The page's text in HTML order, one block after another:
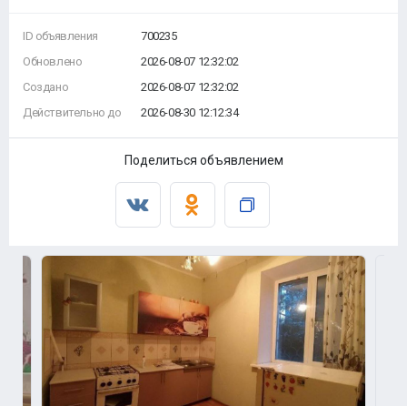
ID объявления
Обновлено
Создано
Действительно до
700235
2026-08-07 12:32:02
2026-08-07 12:32:02
2026-08-30 12:12:34
Поделиться объявлением